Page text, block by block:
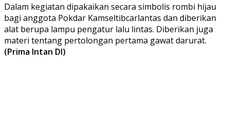
Dalam kegiatan dipakaikan secara simbolis rombi hijau
bagi anggota Pokdar Kamseltibcarlantas dan diberikan
alat berupa lampu pengatur lalu lintas. Diberikan juga
materi tentang pertolongan pertama gawat darurat.
(Prima Intan DI)